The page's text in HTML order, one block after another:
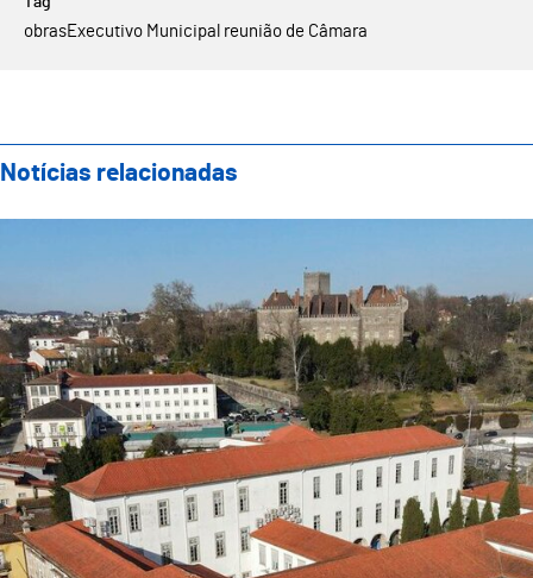
obrasExecutivo Municipal reunião de Câmara
Notícias relacionadas